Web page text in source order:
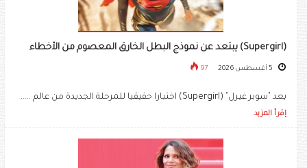
(Supergirl) يبتعد عن نموذج البطل الخارق المعصوم من الأخطاء
97
يعد "سوبر غيرل" (Supergirl) اختبارا حقيقيا للمرحلة الجديدة من عالم .....
إقرأ المزيد